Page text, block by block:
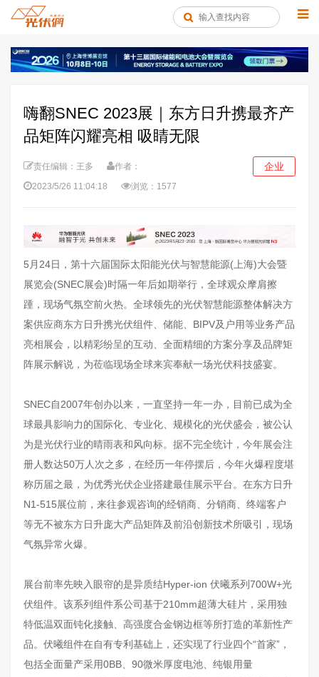
嗨翻SNEC 2023展｜东方日升携最齐产
品矩阵闪耀亮相 吸睛无限
责任编辑：王多
作者：
2023/5/26 11:04:18
浏览：1577
企业
5月24日，第十六届国际太阳能光伏与智慧能源(上海)大会暨
展览会(SNEC展会)时隔一年后如期举行，全球观众摩肩擦
踵，现场气氛空前火热。全球领先的光伏智慧能源整体解决方
案供应商东方日升携光伏组件、储能、BIPV及户用等业务产品
亮相展会，以精彩纷呈的互动、全面精细的方案分享及品牌矩
阵展示解说，为莅临现场全球来宾奉献一场光伏科技盛宴。
SNEC自2007年创办以来，一直坚持一年一办，目前已成为全
球最具影响力的国际化、专业化、规模化的光伏盛会，被公认
为是光伏行业的晴雨表和风向标。据不完全统计，今年展会注
册人数达50万人次之多，在经历一年停摆后，今年火爆程度堪
称历届之最，为优秀光伏企业搭建最佳展示平台。在东方日升
N1-515展位前，来往参观咨询的经销商、分销商、终端客户
等无不被东方日升庞大产品矩阵及前沿创新技术所吸引，现场
气氛异常火爆。
展台前率先映入眼帘的是异质结Hyper-ion 伏曦系列700W+光
伏组件。该系列组件系公司基于210mm超薄大硅片，采用独
特低温双面钝化接触、高强度合金钢边框等所打造的革新性产
品。伏曦组件在自有专利基础上，还实现了行业四个“首家”，
包括全面量产采用0BB、90微米厚度电池、纯银用量